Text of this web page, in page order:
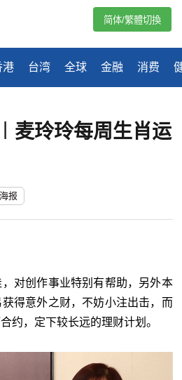
港 台湾 全球 金融 消费
简体/繁體切換
麦玲玲每周生肖运
报
对创作事业特别有帮助，另外本
得意外之财，不妨小注出击，而
约，定下较长远的理财计划。